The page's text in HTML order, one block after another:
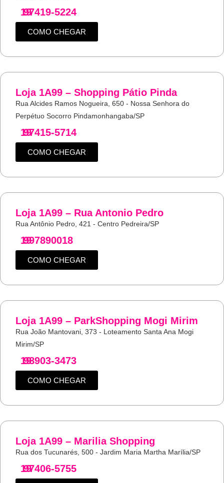
19
97419-5224
COMO CHEGAR
Loja 1A99 – Shopping Pátio Pinda
Rua Alcides Ramos Nogueira, 650 - Nossa Senhora do
Perpétuo Socorro Pindamonhangaba/SP
19
97415-5714
COMO CHEGAR
Loja 1A99 – Rua Antonio Pedro
Rua Antônio Pedro, 421 - Centro Pedreira/SP
19
997890018
COMO CHEGAR
Loja 1A99 – ParkShopping Mogi Mirim
Rua João Mantovani, 373 - Loteamento Santa Ana Mogi
Mirim/SP
19
98903-3473
COMO CHEGAR
Loja 1A99 – Marilia Shopping
Rua dos Tucunarés, 500 - Jardim Maria Martha Marília/SP
19
97406-5755